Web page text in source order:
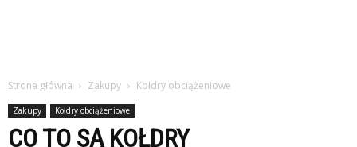
Strona główna Zakupy Kołdry obciążeniowe
Zakupy Kołdry obciążeniowe
CO TO SĄ KOŁDRY